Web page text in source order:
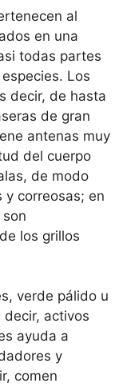
al
en una
todas partes
Los
decir, de hasta
de gran
antenas muy
del cuerpo
de modo
y correosas; en
los grillos
verde pálido u
decir, activos
ayuda a
y
comen